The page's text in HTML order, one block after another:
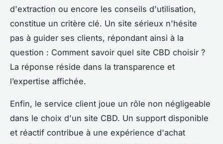
d'extraction ou encore les conseils d'utilisation,
constitue un critère clé. Un site sérieux n'hésite
pas à guider ses clients, répondant ainsi à la
question : Comment savoir quel site CBD choisir ?
La réponse réside dans la transparence et
l’expertise affichée.
Enfin, le service client joue un rôle non négligeable
dans le choix d'un site CBD. Un support disponible
et réactif contribue à une expérience d'achat